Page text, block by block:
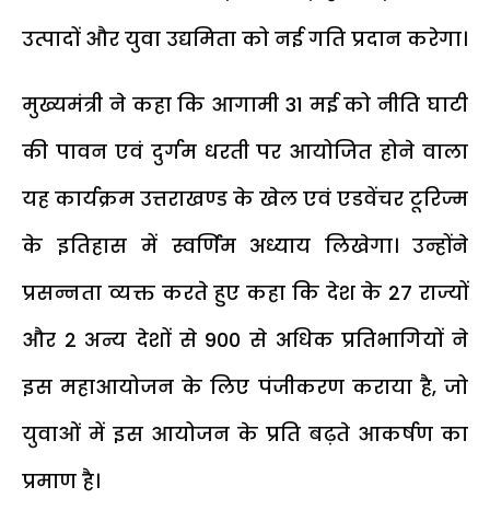
उत्पादों और युवा उद्यमिता को नई गति प्रदान करेगा।
मुख्यमंत्री ने कहा कि आगामी 31 मई को नीति घाटी
की पावन एवं दुर्गम धरती पर आयोजित होने वाला
यह कार्यक्रम उत्तराखण्ड के खेल एवं एडवेंचर टूरिज्म
के इतिहास में स्वर्णिम अध्याय लिखेगा। उन्होंने
प्रसन्नता व्यक्त करते हुए कहा कि देश के 27 राज्यों
और 2 अन्य देशों से 900 से अधिक प्रतिभागियों ने
इस महाआयोजन के लिए पंजीकरण कराया है, जो
युवाओं में इस आयोजन के प्रति बढ़ते आकर्षण का
प्रमाण है।